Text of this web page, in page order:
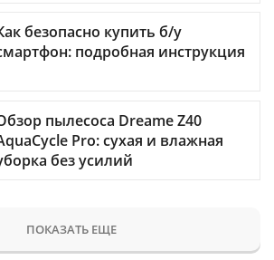
безопасно купить б/у
подробная инструкция
пылесоса Dreame Z40
Pro: сухая и влажная
без усилий
ПОКАЗАТЬ ЕЩЕ